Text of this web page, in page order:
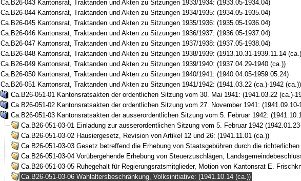
Ca.B26-043 Kantonsrat, Traktanden und Akten zu Sitzungen 1933/1934: (1933.05-1934.04)
Ca.B26-044 Kantonsrat, Traktanden und Akten zu Sitzungen 1934/1935: (1934.05-1935.04)
Ca.B26-045 Kantonsrat, Traktanden und Akten zu Sitzungen 1935/1936: (1935.05-1936.04)
Ca.B26-046 Kantonsrat, Traktanden und Akten zu Sitzungen 1936/1937: (1936.05-1937.04)
Ca.B26-047 Kantonsrat, Traktanden und Akten zu Sitzungen 1937/1938: (1937.05-1938.04)
Ca.B26-048 Kantonsrat, Traktanden und Akten zu Sitzungen 1938/1939: (1913.10.31-1939.11.14
Ca.B26-049 Kantonsrat, Traktanden und Akten zu Sitzungen 1939/1940: (1937.04.29-1940 (ca.))
Ca.B26-050 Kantonsrat, Traktanden und Akten zu Sitzungen 1940/1941: (1940.04.05-1959.05.24)
Ca.B26-051 Kantonsrat, Traktanden und Akten zu Sitzungen 1941/1942: (1941.03.22 (ca.)-1942 (ca.))
Ca.B26-051-01 Kantonsratsakten der ordentlichen Sitzung vom 30. Mai 1941: (1941.03.22 (ca.)-
Ca.B26-051-02 Kantonsratsakten der ordentlichen Sitzung vom 27. November 1941: (1941.09.10-
Ca.B26-051-03 Kantonsratsakten der ausserordentlichen Sitzung vom 5. Februar 1942:
Ca.B26-051-03-01 Einladung zur ausserordentlichen Sitzung vom 5. Februar 1942
Ca.B26-051-03-02 Hausiergesetz, Revision von Artikel 12 und 26: (1941.11.01 (ca.))
Ca.B26-051-03-03 Gesetz betreffend die Erhebung von Staatsgebühren durch die
Ca.B26-051-03-04 Vorübergehende Erhebung von Steuerzuschlägen,
Ca.B26-051-03-05 Ruhegehalt für Regierungsratsmitglieder, Motion von Kantonsrat E.
Ca.B26-051-03-06 Wahlaltersbeschränkung, Volksinitiative: (1941.10.14 (ca.))